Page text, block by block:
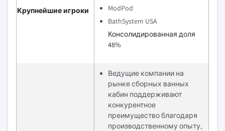
Крупнейшие игроки
ModPod
BathSystem USA
Консолидированная доля
48%
Ведущие компании на
рынке сборных ванных
кабин поддерживают
конкурентное
преимущество благодаря
производственному опыту,